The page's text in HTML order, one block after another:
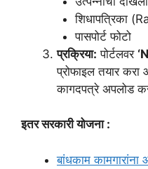
शिधापत्रिका
पासपोर्ट फोटो
प्रक्रिया: पोर्टलवर
प्रोफाइल तयार करा
कागदपत्रे अपलोड
इतर सरकारी योजना :
बांधकाम